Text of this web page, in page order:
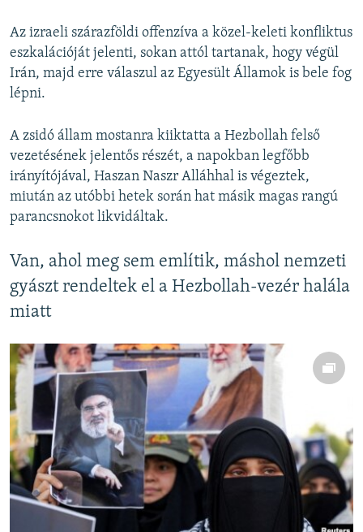
i
d
e
Az izraeli szárazföldi offenzíva a közel-keleti konfliktus
eszkalációját jelenti, sokan attól tartanak, hogy végül
Irán, majd erre válaszul az Egyesült Államok is bele fog
lépni.
A zsidó állam mostanra kiiktatta a Hezbollah felső
vezetésének jelentős részét, a napokban legfőbb
irányítójával, Haszan Naszr Alláhhal is végeztek,
miután az utóbbi hetek során hat másik magas rangú
parancsnokot likvidáltak.
Van, ahol meg sem említik, máshol nemzeti
gyászt rendeltek el a Hezbollah-vezér halála
miatt